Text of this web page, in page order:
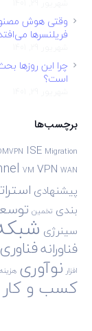
وقتی هوش
فریلنسرها
چرا این روزها
است؟
برچسب‌ها
ISE Migration
VM VPN WAN
پیشنهادی
بندی تخمین
سینرژی
فناورانهفناوری
افزار نوآوری هزینه
کسب و کار